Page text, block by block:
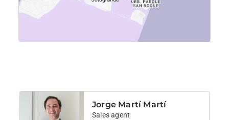
Jorge Martí Martí
Sales agent